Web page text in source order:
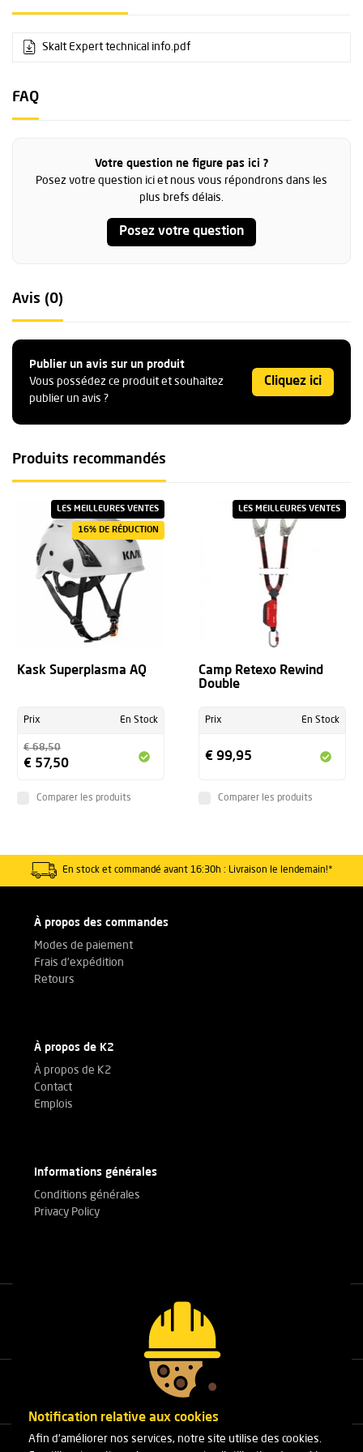
fabrication (selon conditions d’utilisation)
Durée d’utilisation maximale : 10 ans après la première mise en
Conformité et marquage CE : CE 0598, Organisme notifié SGS
Skalt Expert technical info.pdf
FAQ
Votre question ne figure pas ici ?
Posez votre question ici et nous vous répondrons dans les
plus brefs délais.
Posez votre question
Avis (0)
Publier un avis sur un produit
Vous possédez ce produit et souhaitez
publier un avis ?
Cliquez ici
Produits recommandés
LES MEILLEURES VENTES
16% DE RÉDUCTION
Kask Superplasma AQ
Prix En Stock
€ 68,50
€ 57,50
Comparer les produits
LES MEILLEURES VENTES
Camp Retexo Rewind
Double
Prix En Stock
€ 99,95
Comparer les produits
En stock et commandé avant 16:30h : Livraison le lendemain!*
À propos des commandes
Modes de paiement
Frais d'expédition
Retours
À propos de K2
À propos de K2
Contact
Emplois
Informations générales
Conditions générales
Privacy Policy
Appelez nos experts
+32(0)3 303 14 53
Cleydaellaan 10 Unit 8
Notification relative aux cookies
Afin d'améliorer nos services, notre site utilise des cookies.